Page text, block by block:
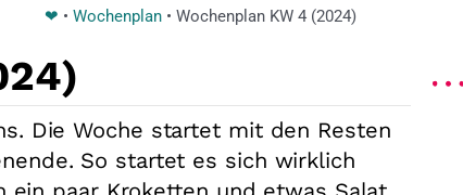
❤ • Wochenplan• Wochenplan KW 4 (2024)
Die Woche startet mit den Resten
So startet es sich wirklich